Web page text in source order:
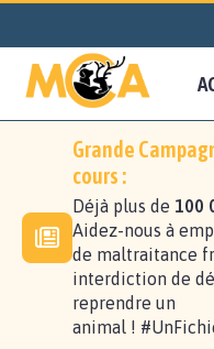
Grande
cours :
Déjà plus de 100
Aidez-nous à
de maltraitance
interdiction de
reprendre un
animal !